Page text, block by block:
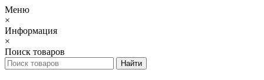
Меню
×
Информация
×
Поиск товаров